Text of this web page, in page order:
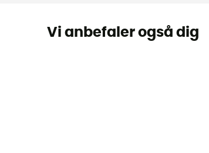
Vi anbefaler også dig